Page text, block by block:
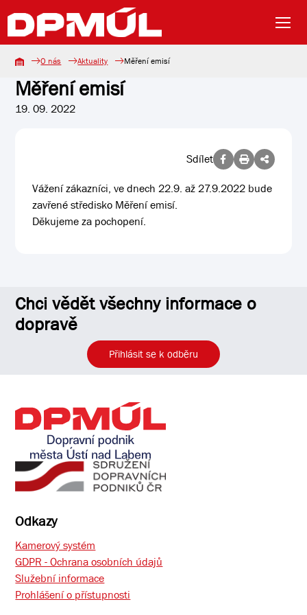
O nás Aktuality Měření emisí
Měření emisí
19. 09. 2022
Sdílet
Vážení zákazníci, ve dnech 22.9. až 27.9.2022 bude
zavřené středisko Měření emisí.
Děkujeme za pochopení.
Chci vědět všechny informace o
dopravě
Přihlásit se k odběru
Odkazy
Kamerový systém
GDPR - Ochrana osobních údajů
Služební informace
Prohlášení o přístupnosti